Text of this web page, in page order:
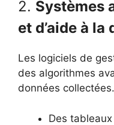
2. Systèmes
et d’aide à la
Les logiciels de
des algorithmes
données
Des